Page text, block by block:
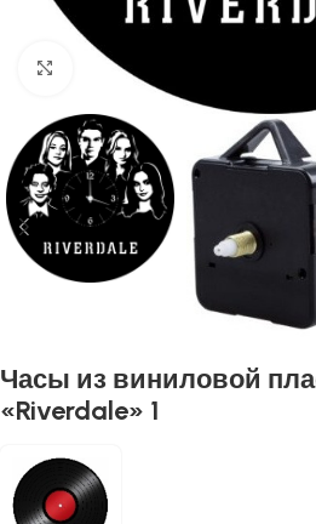
Нажмите, чтобы увеличить
Часы из виниловой
«Riverdale» 1